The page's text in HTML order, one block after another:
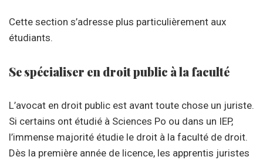
Cette section s’adresse plus particulièrement aux
étudiants.
Se spécialiser en droit public à la faculté
L’avocat en droit public est avant toute chose un juriste.
Si certains ont étudié à Sciences Po ou dans un IEP,
l’immense majorité étudie le droit à la faculté de droit.
Dès la première année de licence, les apprentis juristes